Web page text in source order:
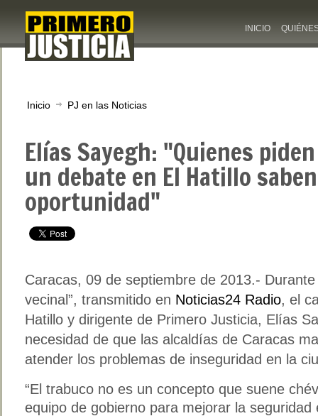
INICIO
Inicio PJ en las Noticias
Elías Sayegh: "Quienes
un debate en El Hatillo
oportunidad"
Caracas, 09 de septiembre de 2013.-
vecinal”, transmitido en Noticias24 Radio, el
Hatillo y dirigente de Primero Justicia, Elías
necesidad de que las alcaldías de Caracas
atender los problemas de inseguridad en la
“El trabuco no es un concepto que suene
equipo de gobierno para mejorar la